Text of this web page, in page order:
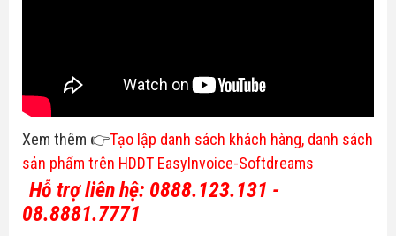
Xem thêm 👉Tạo lập danh sách khách hàng, danh sách
sản phẩm trên HDDT EasyInvoice-Softdreams
Hỗ trợ liên hệ: 0888.123.131 -
08.8881.7771